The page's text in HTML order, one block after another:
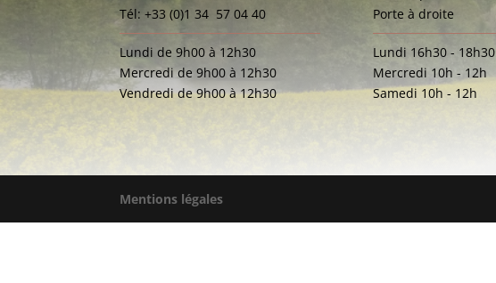
Tél: +33 (0)1 34 57 04 40
Lundi de 9h00 à 12h30
Mercredi de 9h00 à 12h30
Vendredi de 9h00 à 12h30
Porte à droite
Lundi 16h30 - 18h30
Mercredi 10h - 12h
Samedi 10h - 12h
Mentions légales